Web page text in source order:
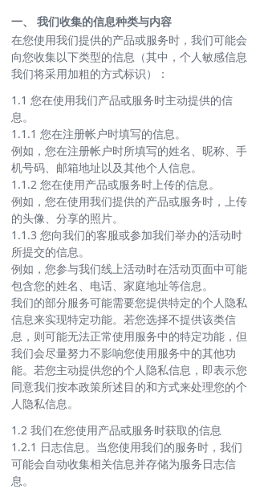
一、 我们收集的信息种类与内容
在您使用我们提供的产品或服务时，我们可能会
向您收集以下类型的信息（其中，个人敏感信息
我们将采用加粗的方式标识）：
1.1 您在使用我们产品或服务时主动提供的信
息。
1.1.1 您在注册帐户时填写的信息。
例如，您在注册帐户时所填写的姓名、昵称、手
机号码、邮箱地址以及其他个人信息。
1.1.2 您在使用产品或服务时上传的信息。
例如，您在使用我们提供的产品或服务时，上传
的头像、分享的照片。
1.1.3 您向我们的客服或参加我们举办的活动时
所提交的信息。
例如，您参与我们线上活动时在活动页面中可能
包含您的姓名、电话、家庭地址等信息。
我们的部分服务可能需要您提供特定的个人隐私
信息来实现特定功能。若您选择不提供该类信
息，则可能无法正常使用服务中的特定功能，但
我们会尽量努力不影响您使用服务中的其他功
能。若您主动提供您的个人隐私信息，即表示您
同意我们按本政策所述目的和方式来处理您的个
人隐私信息。
1.2 我们在您使用产品或服务时获取的信息
1.2.1 日志信息。当您使用我们的服务时，我们
可能会自动收集相关信息并存储为服务日志信
息。